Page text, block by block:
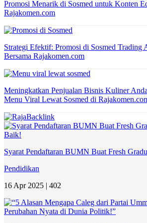
Promosi Menarik di Sosmed untuk Konten
Rajakomen.com
Strategi Efektif: Promosi di Sosmed Trading
Bersama Rajakomen.com
Meningkatkan Penjualan Bisnis Kuliner
Menu Viral Lewat Sosmed di
Syarat Pendaftaran BUMN Buat Fresh
Pendidikan
16 Apr 2025 | 402